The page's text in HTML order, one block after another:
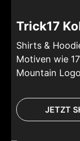
Trick17
Shirts &
Motiven wie
Mountain Logo
JETZT